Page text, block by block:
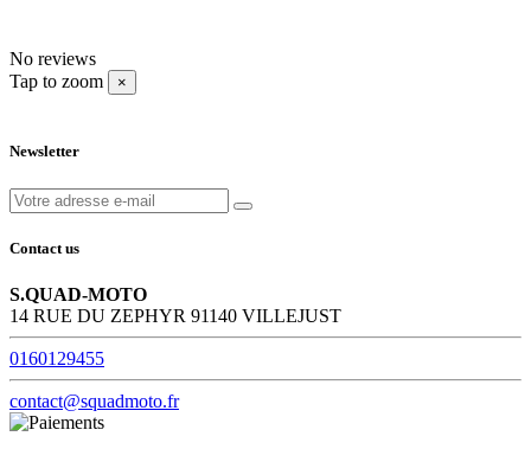
No reviews
Tap to zoom
×
Newsletter
Contact us
S.QUAD-MOTO
14 RUE DU ZEPHYR 91140 VILLEJUST
0160129455
contact@squadmoto.fr